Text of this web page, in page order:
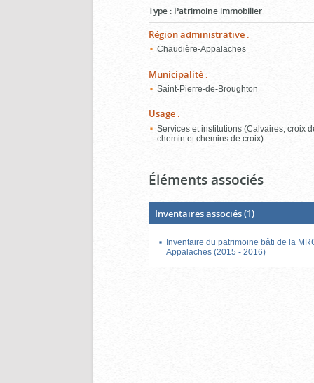
Type : Patrimoine immobilier
Région administrative :
Chaudière-Appalaches
Municipalité :
Saint-Pierre-de-Broughton
Usage :
Services et institutions (Calvaires, croix
chemin et chemins de croix)
Éléments associés
Inventaires associés(1)
Inventaire du patrimoine bâti de la
Appalaches (2015 - 2016)